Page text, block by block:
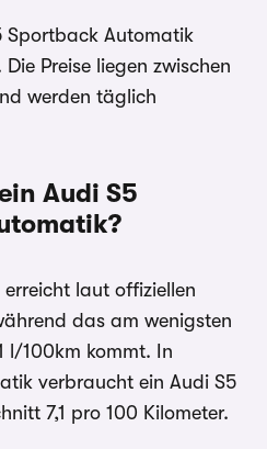
Sportback Automatik
Preise liegen zwischen
werden täglich
Audi S5
erreicht laut offiziellen
das am wenigsten
l/100km kommt. In
verbraucht ein Audi S5
7,1 pro 100 Kilometer.